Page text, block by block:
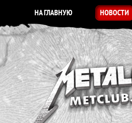
НА ГЛАВНУЮ НОВОСТИ